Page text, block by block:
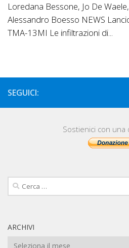
Loredana Bessone, Jo De
Alessandro Boesso NEWS
TMA-13MI Le infiltrazioni di...
SEGUICI:
Sostienici con una
Ricerca
per:
ARCHIVI
Archivi